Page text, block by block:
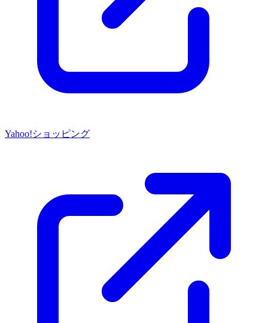
Yahoo!ショッピング